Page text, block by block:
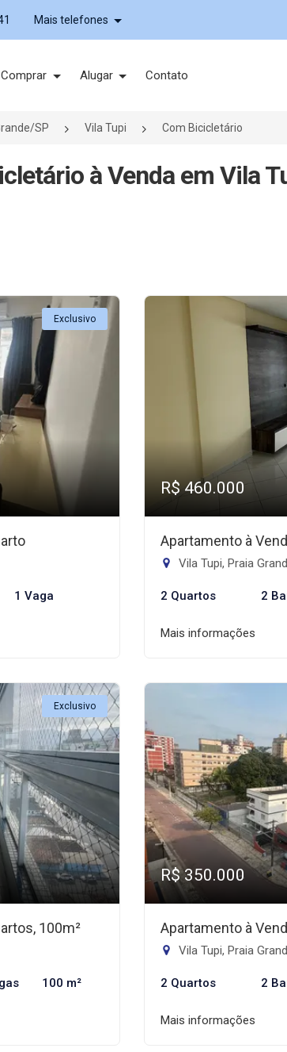
Mais telefones
Comprar Alugar Contato
SP Vila Tupi Com Bicicletário
à Venda em Vila
Exclusivo
1 Vaga
R$ 460.000
Apartamento à
Vila Tupi, Praia
2 Quartos 2
Mais informações
Exclusivo
100m²
100 m²
R$ 350.000
Apartamento à
Vila Tupi, Praia
2 Quartos 2
Mais informações